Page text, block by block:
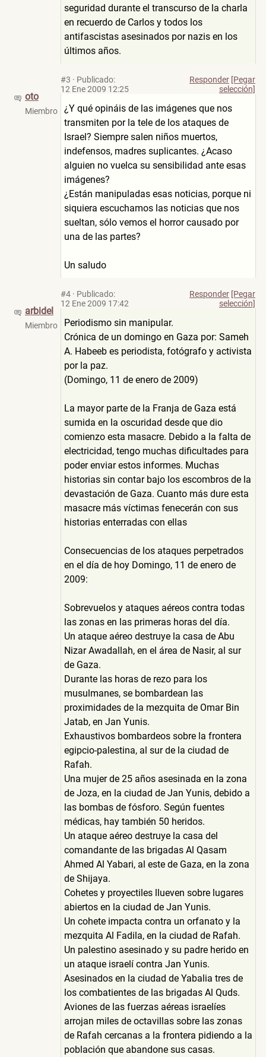
seguridad durante el transcurso de la charla
en recuerdo de Carlos y todos los
antifascistas asesinados por nazis en los
últimos años.
oto
Miembro
#3 · Publicado:
12 Ene 2009 12:25
Responder [Pegar
selección]
¿Y qué opináis de las imágenes que nos
transmiten por la tele de los ataques de
Israel? Siempre salen niños muertos,
indefensos, madres suplicantes. ¿Acaso
alguien no vuelca su sensibilidad ante esas
imágenes?
¿Están manipuladas esas noticias, porque ni
siquiera escuchamos las noticias que nos
sueltan, sólo vemos el horror causado por
una de las partes?
Un saludo
arbidel
Miembro
#4 · Publicado:
12 Ene 2009 17:42
Responder [Pegar
selección]
Periodismo sin manipular.
Crónica de un domingo en Gaza por: Sameh
A. Habeeb es periodista, fotógrafo y activista
por la paz.
(Domingo, 11 de enero de 2009)
La mayor parte de la Franja de Gaza está
sumida en la oscuridad desde que dio
comienzo esta masacre. Debido a la falta de
electricidad, tengo muchas dificultades para
poder enviar estos informes. Muchas
historias sin contar bajo los escombros de la
devastación de Gaza. Cuanto más dure esta
masacre más víctimas fenecerán con sus
historias enterradas con ellas
Consecuencias de los ataques perpetrados
en el día de hoy Domingo, 11 de enero de
2009:
Sobrevuelos y ataques aéreos contra todas
las zonas en las primeras horas del día.
Un ataque aéreo destruye la casa de Abu
Nizar Awadallah, en el área de Nasir, al sur
de Gaza.
Durante las horas de rezo para los
musulmanes, se bombardean las
proximidades de la mezquita de Omar Bin
Jatab, en Jan Yunis.
Exhaustivos bombardeos sobre la frontera
egipcio-palestina, al sur de la ciudad de
Rafah.
Una mujer de 25 años asesinada en la zona
de Joza, en la ciudad de Jan Yunis, debido a
las bombas de fósforo. Según fuentes
médicas, hay también 50 heridos.
Un ataque aéreo destruye la casa del
comandante de las brigadas Al Qasam
Ahmed Al Yabari, al este de Gaza, en la zona
de Shijaya.
Cohetes y proyectiles llueven sobre lugares
abiertos en la ciudad de Jan Yunis.
Un cohete impacta contra un orfanato y la
mezquita Al Fadila, en la ciudad de Rafah.
Un palestino asesinado y su padre herido en
un ataque israelí contra Jan Yunis.
Asesinados en la ciudad de Yabalia tres de
los combatientes de las brigadas Al Quds.
Aviones de las fuerzas aéreas israelíes
arrojan miles de octavillas sobre las zonas
de Rafah cercanas a la frontera pidiendo a la
población que abandone sus casas.